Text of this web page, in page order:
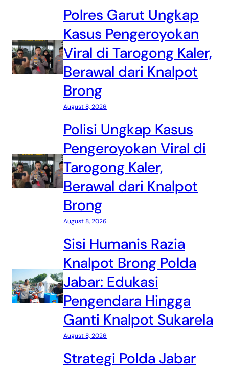
Polres Garut Ungkap
Kasus Pengeroyokan
Viral di Tarogong Kaler,
Berawal dari Knalpot
Brong
August 8, 2026
Polisi Ungkap Kasus
Pengeroyokan Viral di
Tarogong Kaler,
Berawal dari Knalpot
Brong
August 8, 2026
Sisi Humanis Razia
Knalpot Brong Polda
Jabar: Edukasi
Pengendara Hingga
Ganti Knalpot Sukarela
August 8, 2026
Strategi Polda Jabar